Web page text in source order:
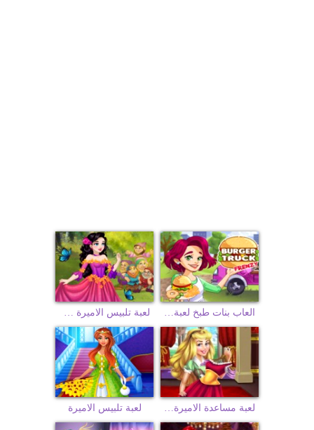
العاب بنات طبخ لعبة تحضير البرجر لعبة تلبيس الاميرة سنووايت الفستان الخيالي
لعبة مساعدة الاميرة سندريلا للعثور علي ملابسها لعبة تلبيس الاميرة